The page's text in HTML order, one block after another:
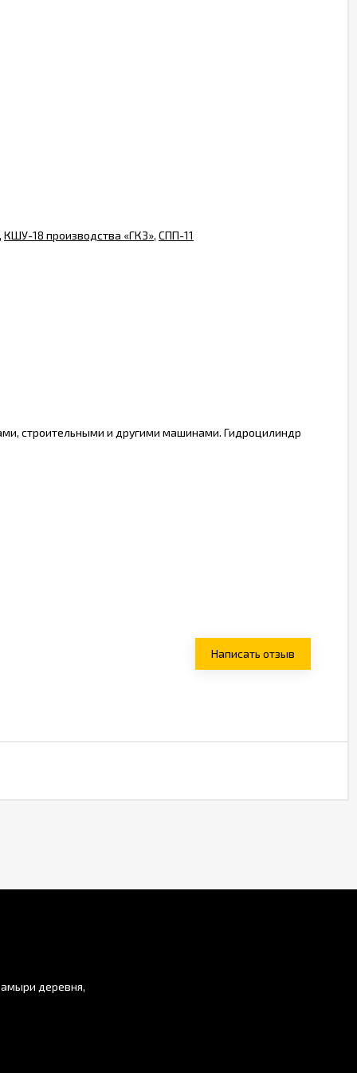
, КШУ-18 производства «ГКЗ», СПП-11
строительными и другими машинами. Гидроцилиндр
Написать отзыв
деревня,